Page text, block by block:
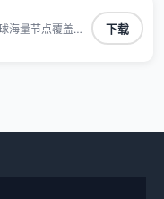
海量节点覆盖，
人和留学生打
高速稳定低延迟
下载